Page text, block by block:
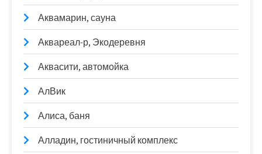
Аквамарин, сауна
Аквареал-р, Экодеревня
Аквасити, автомойка
АлВик
Алиса, баня
Алладин, гостиничный комплекс